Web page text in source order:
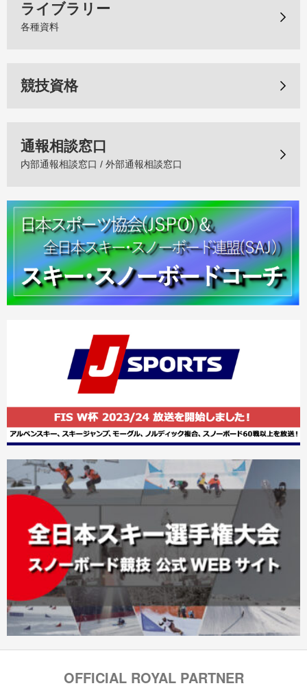
ライブラリー
各種資料
競技資格
通報相談窓口
内部通報相談窓口 / 外部通報相談窓口
OFFICIAL ROYAL PARTNER